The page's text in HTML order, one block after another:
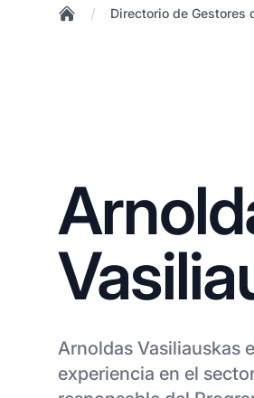
/ Directorio de Gestores
Arnoldas Vasiliauskas
experiencia en el